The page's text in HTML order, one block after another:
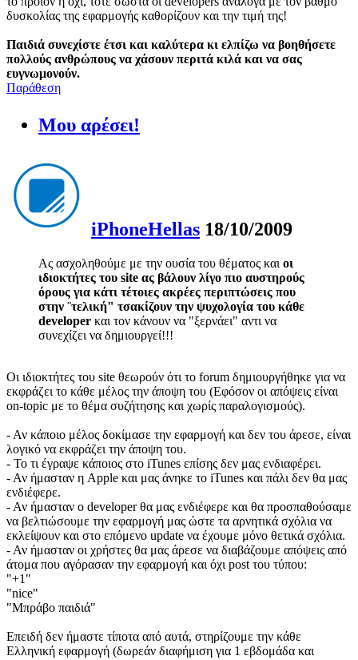
δυσκολίας της εφαρμογής καθορίζουν και την τιμή της!
Παιδιά συνεχίστε έτσι και καλύτερα κι ελπίζω να βοηθήσετε
πολλούς ανθρώπους να χάσουν περιτά κιλά και να σας
ευγνωμονούν.
Παράθεση
Μου αρέσει!
iPhoneHellas 18/10/2009
Ας ασχοληθούμε με την ουσία του θέματος και οι
ιδιοκτήτες του site ας βάλουν λίγο πιο αυστηρούς
όρους για κάτι τέτοιες ακρέες περιπτώσεις που
στην ¨τελική" τσακίζουν την ψυχολογία του κάθε
developer και τον κάνουν να "ξερνάει" αντι να
συνεχίζει να δημιουργεί!!!
Οι ιδιοκτήτες του site θεωρούν ότι το forum δημιουργήθηκε για να
εκφράζει το κάθε μέλος την άποψη του (Εφόσον οι απόψεις είναι
on-topic με το θέμα συζήτησης και χωρίς παραλογισμούς).
- Αν κάποιο μέλος δοκίμασε την εφαρμογή και δεν του άρεσε, είναι
λογικό να εκφράζει την άποψη του.
- Το τι έγραψε κάποιος στο iTunes επίσης δεν μας ενδιαφέρει.
- Αν ήμασταν η Apple και μας άνηκε το iTunes και πάλι δεν θα μας
ενδιέφερε.
- Αν ήμασταν ο developer θα μας ενδιέφερε και θα προσπαθούσαμε
να βελτιώσουμε την εφαρμογή μας ώστε τα αρνητικά σχόλια να
εκλείψουν και στο επόμενο update να έχουμε μόνο θετικά σχόλια.
- Αν ήμασταν οι χρήστες θα μας άρεσε να διαβάζουμε απόψεις από
άτομα που αγόρασαν την εφαρμογή και όχι post του τύπου:
"+1"
"nice"
"Μπράβο παιδιά"
Επειδή δεν ήμαστε τίποτα από αυτά, στηρίζουμε την κάθε
Ελληνική εφαρμογή (δωρεάν διαφήμιση για 1 εβδομάδα και